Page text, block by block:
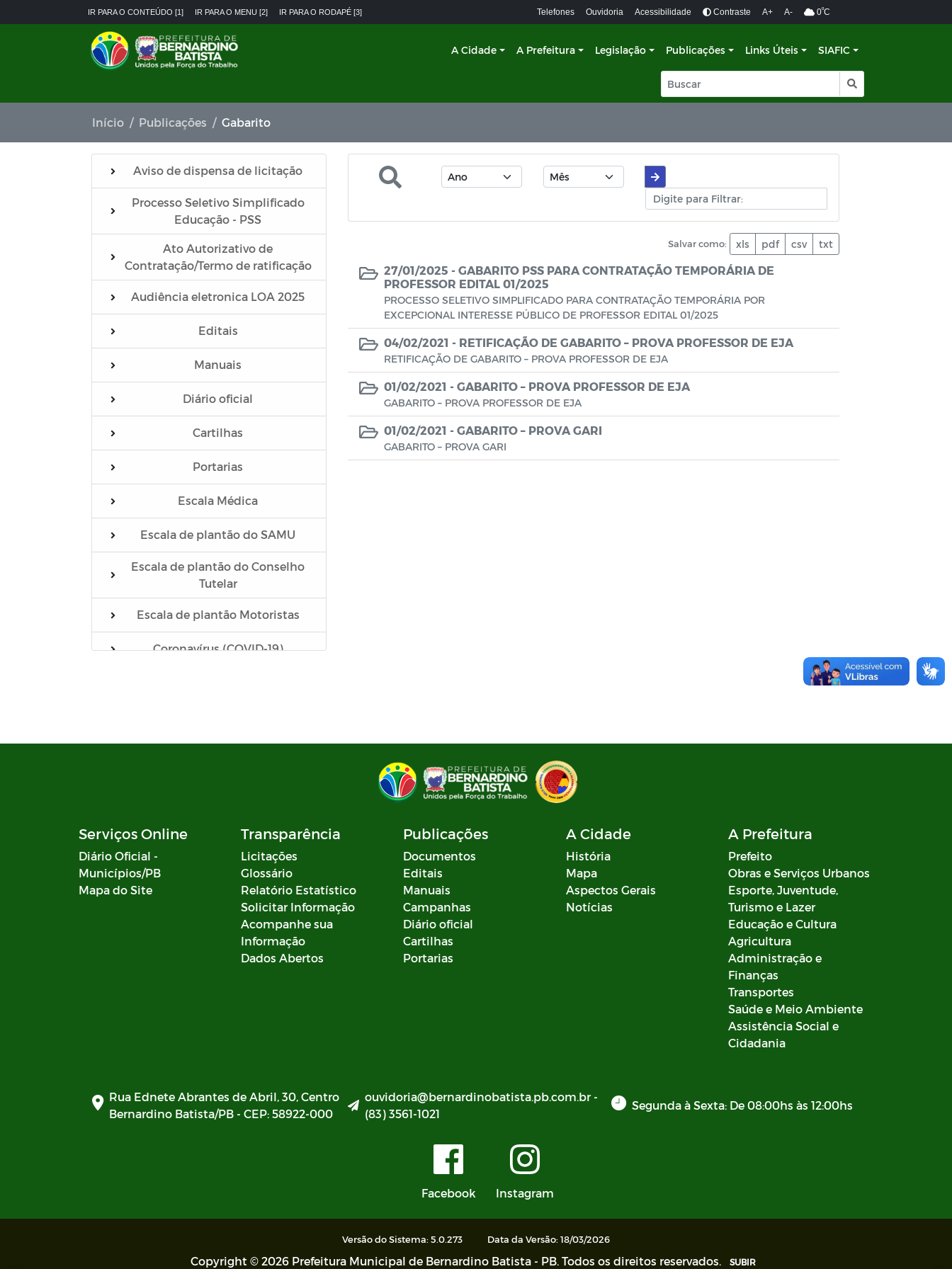
IR PARA O CONTEÚDO [1] IR PARA O MENU [2] IR PARA O RODAPÉ [3] Telefones Ouvidoria Acessibilidade Contraste A+ A- 0ºC
A Cidade A Prefeitura Legislação Publicações Links Úteis SIAFIC
Início Publicações Gabarito
Aviso de dispensa de licitação
Processo Seletivo Simplificado
Educação - PSS
Ato Autorizativo de
Contratação/Termo de ratificação
Audiência eletronica LOA 2025
Editais
Manuais
Diário oficial
Cartilhas
Portarias
Escala Médica
Escala de plantão do SAMU
Escala de plantão do Conselho
Tutelar
Escala de plantão Motoristas
Coronavírus (COVID-19)
Emendas Parlamentares
Decretos SIAFIC
Portaria da Comissão - SIAFIC
Documentos - SIAFIC
Edital Artistas Batistenses Lei
Aldir Blanc 14.017/2020
Salvar como: xls pdf csv txt
27/01/2025 - GABARITO PSS PARA CONTRATAÇÃO TEMPORÁRIA DE
PROFESSOR EDITAL 01/2025
PROCESSO SELETIVO SIMPLIFICADO PARA CONTRATAÇÃO TEMPORÁRIA POR
EXCEPCIONAL INTERESSE PÚBLICO DE PROFESSOR EDITAL 01/2025
04/02/2021 - RETIFICAÇÃO DE GABARITO – PROVA PROFESSOR DE EJA
RETIFICAÇÃO DE GABARITO – PROVA PROFESSOR DE EJA
01/02/2021 - GABARITO – PROVA PROFESSOR DE EJA
GABARITO – PROVA PROFESSOR DE EJA
01/02/2021 - GABARITO – PROVA GARI
GABARITO – PROVA GARI
Serviços Online
Diário Oficial -
Municípios/PB
Mapa do Site
Transparência
Licitações
Glossário
Relatório Estatístico
Solicitar Informação
Acompanhe sua
Informação
Dados Abertos
Publicações
Documentos
Editais
Manuais
Campanhas
Diário oficial
Cartilhas
Portarias
A Cidade
História
Mapa
Aspectos Gerais
Notícias
A Prefeitura
Prefeito
Obras e Serviços Urbanos
Esporte, Juventude,
Turismo e Lazer
Educação e Cultura
Agricultura
Administração e
Finanças
Transportes
Saúde e Meio Ambiente
Assistência Social e
Cidadania
Rua Ednete Abrantes de Abril, 30, Centro
Bernardino Batista/PB - CEP: 58922-000
ouvidoria@bernardinobatista.pb.com.br -
(83) 3561-1021
Segunda à Sexta: De 08:00hs às 12:00hs
Facebook Instagram
Versão do Sistema: 5.0.273 Data da Versão: 18/03/2026
Copyright © 2026 Prefeitura Municipal de Bernardino Batista - PB. Todos os direitos reservados. SUBIR